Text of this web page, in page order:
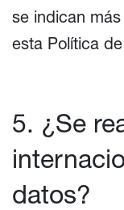
se indican
esta Política
5. ¿Se
datos?